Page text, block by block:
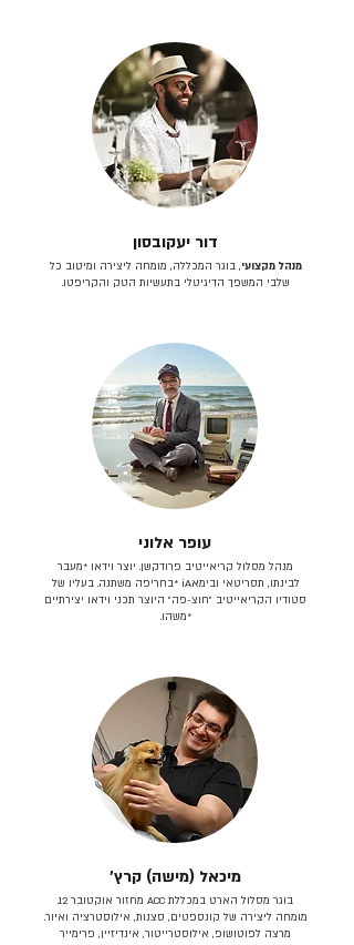
דור יעקובסון
מנהל מקצועי, בוגר המכללה, מומחה ליצירה ומיטוב כל
שלבי המשפך הדיגיטלי בתעשיות הטק והקריפטו.
עופר אלוני
מנהל מסלול קריאייטיב פרודקשן. יוצר וידאו *מעבר
לבינתו, תסריטאי וב​ימאiA‎ *בחריפה משתנה. בעליו של
סטודיו הקריאייטיב ״חוצ-פה״ היוצר תכני וידאו יצירתיים
*משהו.
מיכאל (מישה) קרץ׳
בוגר מסלול הארט במכללת ACC מחזור אוקטובר 12.
מומחה ליצירה של קונספטים, סצנות, אילוסטרציה ואיור.
מרצה לפוטושופ, אילוסטרייטור, אינדיזיין, פרימייר